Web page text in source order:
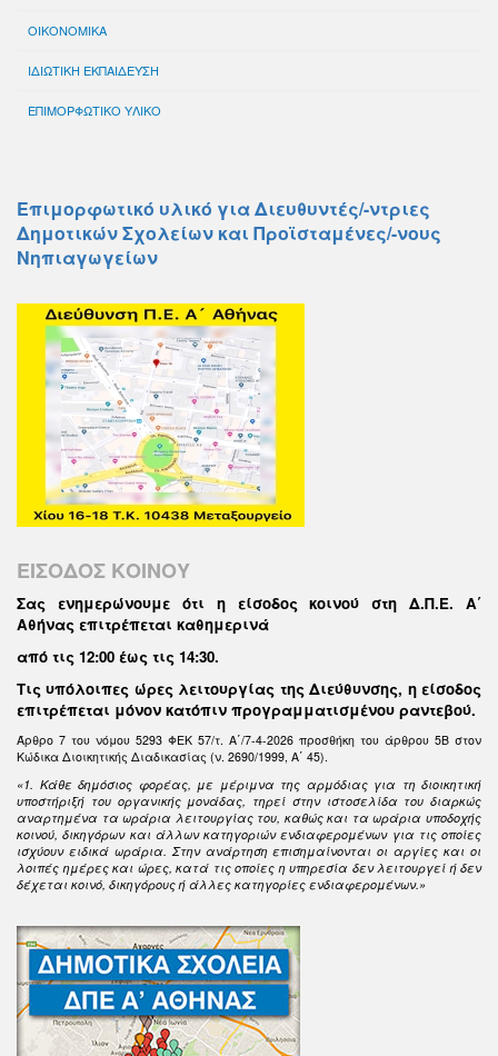
ΟΙΚΟΝΟΜΙΚΑ
ΙΔΙΩΤΙΚΗ ΕΚΠΑΙΔΕΥΣΗ
ΕΠΙΜΟΡΦΩΤΙΚΟ ΥΛΙΚΟ
Επιμορφωτικό υλικό για Διευθυντές/-ντριες
Δημοτικών Σχολείων και Προϊσταμένες/-νους
Νηπιαγωγείων
ΕΙΣΟΔΟΣ ΚΟΙΝΟΥ
Σας ενημερώνουμε ότι η είσοδος κοινού στη Δ.Π.Ε. Α΄
Αθήνας επιτρέπεται καθημερινά
από τις 12:00 έως τις 14:30.
Τις υπόλοιπες ώρες λειτουργίας της Διεύθυνσης, η είσοδος
επιτρέπεται μόνον κατόπιν προγραμματισμένου ραντεβού.
Άρθρο 7 του νόμου 5293 ΦΕΚ 57/τ. Α΄/7-4-2026 προσθήκη του άρθρου 5Β στον
Κώδικα Διοικητικής Διαδικασίας (ν. 2690/1999, Α΄ 45).
«1. Κάθε δημόσιος φορέας, με μέριμνα της αρμόδιας για τη διοικητική
υποστήριξή του οργανικής μονάδας, τηρεί στην ιστοσελίδα του διαρκώς
αναρτημένα τα ωράρια λειτουργίας του, καθώς και τα ωράρια υποδοχής
κοινού, δικηγόρων και άλλων κατηγοριών ενδιαφερομένων για τις οποίες
ισχύουν ειδικά ωράρια. Στην ανάρτηση επισημαίνονται οι αργίες και οι
λοιπές ημέρες και ώρες, κατά τις οποίες η υπηρεσία δεν λειτουργεί ή δεν
δέχεται κοινό, δικηγόρους ή άλλες κατηγορίες ενδιαφερομένων.»